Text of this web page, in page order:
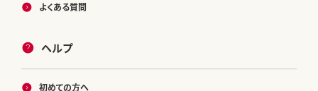
よくある質問
ヘルプ
初めての方へ